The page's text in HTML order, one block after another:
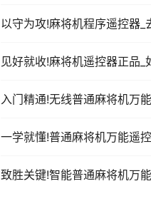
以守为攻!麻将机程序遥控器
见好就收!麻将机遥控器正品
入门精通!无线普通麻将机万
一学就懂!普通麻将机万能遥
致胜关键!智能普通麻将机万